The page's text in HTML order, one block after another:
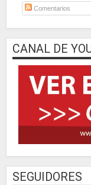
Comentarios
CANAL DE
SEGUIDORES